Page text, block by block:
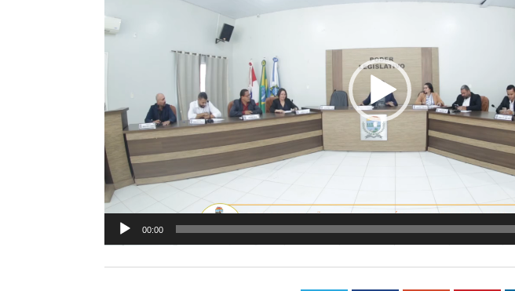
00:00